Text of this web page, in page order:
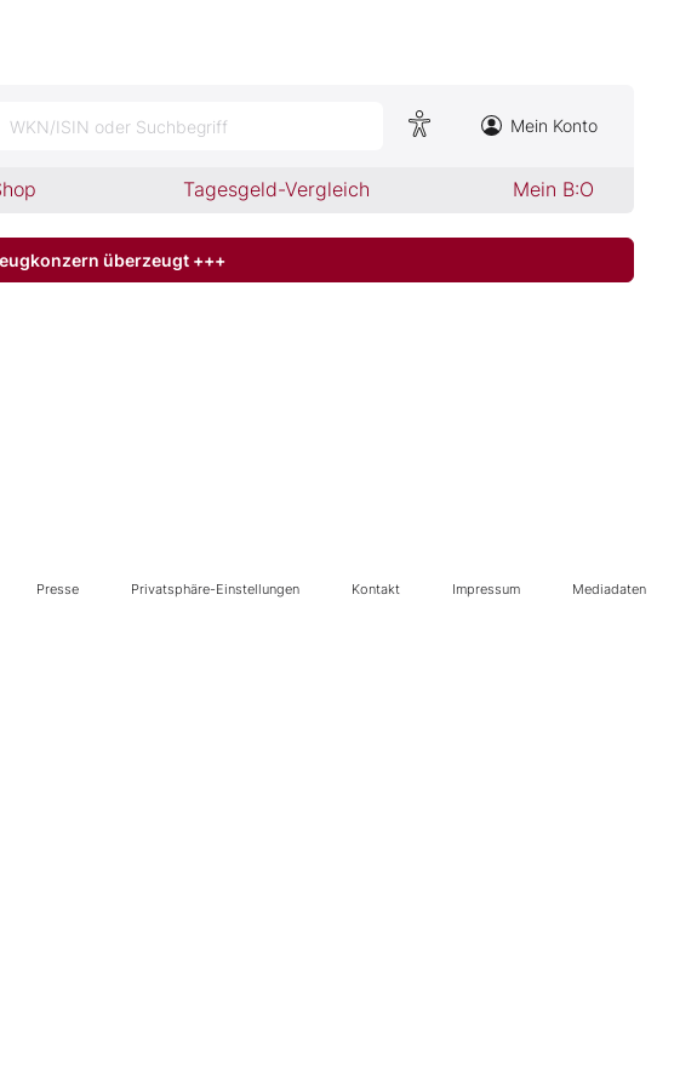
WKN/ISIN oder Suchbegriff Mein Konto
Tagesgeld-Vergleich Mein B:O
überzeugt +++
Presse Privatsphäre-Einstellungen Kontakt Impressum Mediadaten